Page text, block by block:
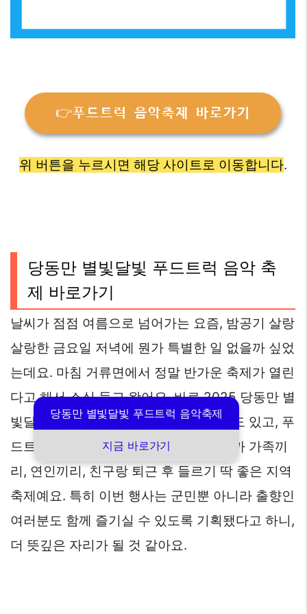
당동만 별빛달빛 푸드트럭 음악축제
지금 바로가기
👉푸드트럭 음악축제 바로가기
위 버튼을 누르시면 해당 사이트로 이동합니다.
당동만 별빛달빛 푸드트럭 음악 축
제 바로가기
날씨가 점점 여름으로 넘어가는 요즘, 밤공기 살랑
살랑한 금요일 저녁에 뭔가 특별한 일 없을까 싶었
는데요. 마침 거류면에서 정말 반가운 축제가 열린
다고 해서 소식 들고 왔어요. 바로 2025 당동만 별
빛달빛 푸드트럭 음악축제입니다! 음악도 있고, 푸
드트럭도 있고, 체험행사까지 가득하니까 가족끼
리, 연인끼리, 친구랑 퇴근 후 들르기 딱 좋은 지역
축제예요. 특히 이번 행사는 군민뿐 아니라 출향인
여러분도 함께 즐기실 수 있도록 기획됐다고 하니,
더 뜻깊은 자리가 될 것 같아요.